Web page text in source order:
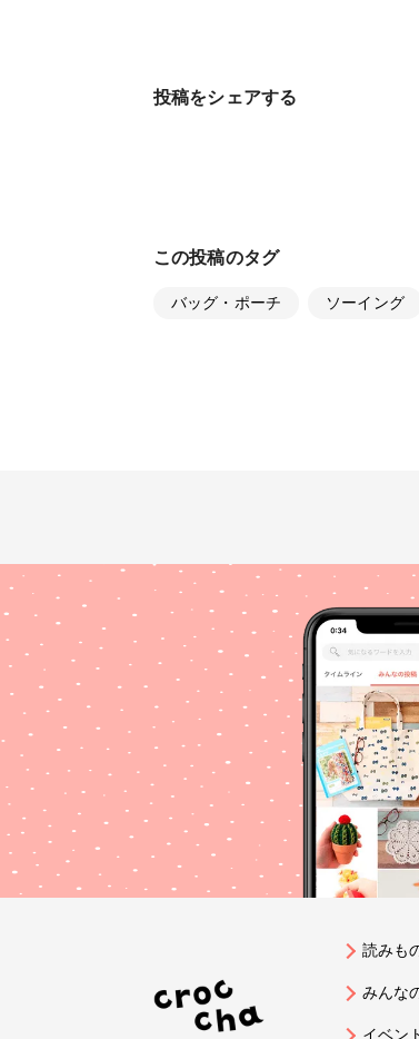
投稿をシェアする
この投稿のタグ
バッグ・ポーチ ソーイング
読みも
みんな
イベン